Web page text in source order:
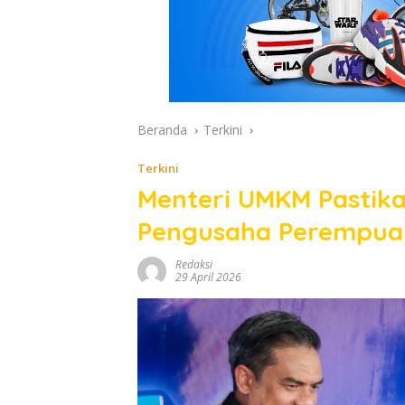
Beranda Terkini
Terkini
Menteri UMKM
Pengusaha
Redaksi
29 April 2026